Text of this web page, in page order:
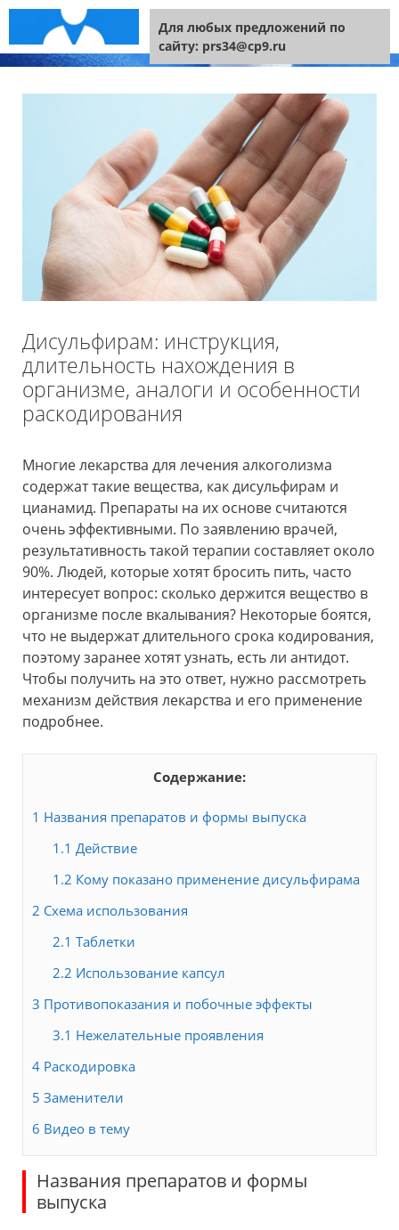
Перейти к содержимому
Дисульфирам: инструкция,
длительность нахождения в
организме, аналоги и особенности
раскодирования
Многие лекарства для лечения алкоголизма
содержат такие вещества, как дисульфирам и
цианамид. Препараты на их основе считаются
очень эффективными. По заявлению врачей,
результативность такой терапии составляет около
90%. Людей, которые хотят бросить пить, часто
интересует вопрос: сколько держится вещество в
организме после вкалывания? Некоторые боятся,
что не выдержат длительного срока кодирования,
поэтому заранее хотят узнать, есть ли антидот.
Чтобы получить на это ответ, нужно рассмотреть
механизм действия лекарства и его применение
подробнее.
Содержание:
1 Названия препаратов и формы выпуска
1.1 Действие
1.2 Кому показано применение дисульфирама
2 Схема использования
2.1 Таблетки
2.2 Использование капсул
3 Противопоказания и побочные эффекты
3.1 Нежелательные проявления
4 Раскодировка
5 Заменители
6 Видео в тему
Названия препаратов и формы
выпуска
Для любых предложений по
сайту: prs34@cp9.ru